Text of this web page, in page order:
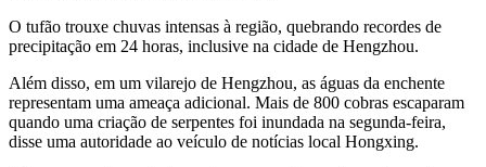
O tufão trouxe chuvas intensas à região, quebrando recordes de
precipitação em 24 horas, inclusive na cidade de Hengzhou.
Além disso, em um vilarejo de Hengzhou, as águas da enchente
representam uma ameaça adicional. Mais de 800 cobras escaparam
quando uma criação de serpentes foi inundada na segunda-feira,
disse uma autoridade ao veículo de notícias local Hongxing.